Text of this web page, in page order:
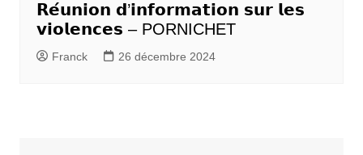
𝗥𝗲́𝘂𝗻𝗶𝗼𝗻 𝗱’𝗶𝗻𝗳𝗼𝗿𝗺𝗮𝘁𝗶𝗼𝗻 𝘀𝘂𝗿 𝗹𝗲𝘀
𝘃𝗶𝗼𝗹𝗲𝗻𝗰𝗲𝘀 – PORNICHET
Franck 26 décembre 2024